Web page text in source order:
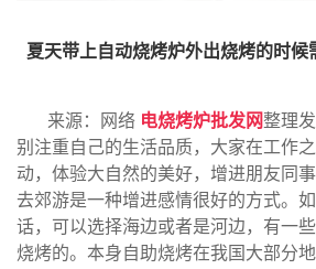
夏天带上自动烧烤炉外出烧烤的时候
来源：网络 电烧烤炉批发网整理
别注重自己的生活品质，大家在工作
动，体验大自然的美好，增进朋友同
去郊游是一种增进感情很好的方式。
话，可以选择海边或者是河边，有一
烧烤的。本身自助烧烤在我国大部分